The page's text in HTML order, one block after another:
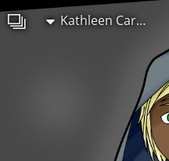
Kathleen Cartier